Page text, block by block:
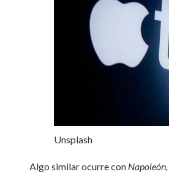
Unsplash
Algo similar ocurre con Napoleón,